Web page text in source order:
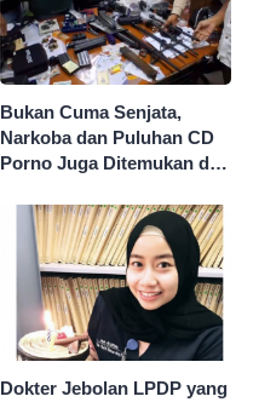
Bukan Cuma Senjata,
Narkoba dan Puluhan CD
Porno Juga Ditemukan di
Dokter Jebolan LPDP yang